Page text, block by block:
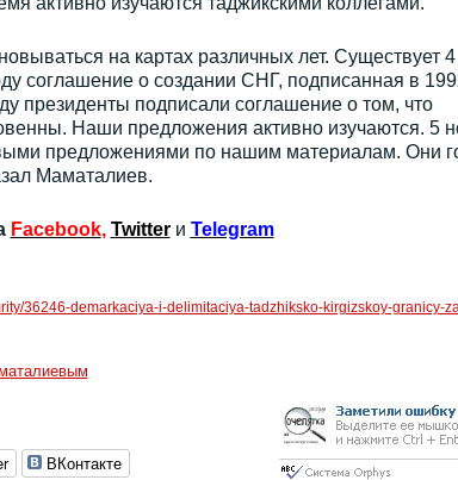
на картах различных лет. Существует 4
соглашение о создании СНГ, подписанная в
президенты подписали соглашение о том, что
Наши предложения активно изучаются. 5
предложениями по нашим материалам. Они
Маматалиев.
Facebook, Twitter и Telegram
36246-demarkaciya-i-delimitaciya-tadzhiksko-kirgizskoy-granicy-
ВКонтакте